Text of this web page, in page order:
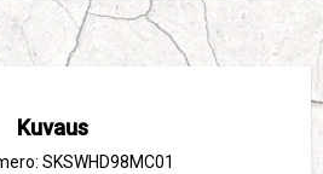
Kuvaus
SKSWHD98MC01